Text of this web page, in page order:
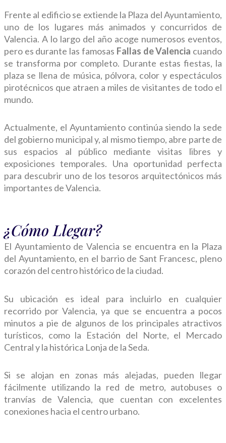
Frente al edificio se extiende la Plaza del Ayuntamiento,
uno de los lugares más animados y concurridos de
Valencia. A lo largo del año acoge numerosos eventos,
pero es durante las famosas Fallas de Valencia cuando
se transforma por completo. Durante estas fiestas, la
plaza se llena de música, pólvora, color y espectáculos
pirotécnicos que atraen a miles de visitantes de todo el
mundo.
Actualmente, el Ayuntamiento continúa siendo la sede
del gobierno municipal y, al mismo tiempo, abre parte de
sus espacios al público mediante visitas libres y
exposiciones temporales. Una oportunidad perfecta
para descubrir uno de los tesoros arquitectónicos más
importantes de Valencia.
¿Cómo Llegar?
El Ayuntamiento de Valencia se encuentra en la Plaza
del Ayuntamiento, en el barrio de Sant Francesc, pleno
corazón del centro histórico de la ciudad.
Su ubicación es ideal para incluirlo en cualquier
recorrido por Valencia, ya que se encuentra a pocos
minutos a pie de algunos de los principales atractivos
turísticos, como la Estación del Norte, el Mercado
Central y la histórica Lonja de la Seda.
Si se alojan en zonas más alejadas, pueden llegar
fácilmente utilizando la red de metro, autobuses o
tranvías de Valencia, que cuentan con excelentes
conexiones hacia el centro urbano.